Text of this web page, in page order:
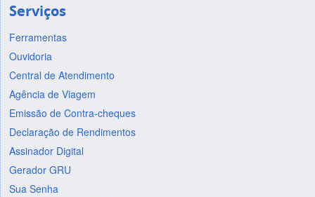
Serviços
Ferramentas
Ouvidoria
Central de Atendimento
Agência de Viagem
Emissão de Contra-cheques
Declaração de Rendimentos
Assinador Digital
Gerador GRU
Sua Senha